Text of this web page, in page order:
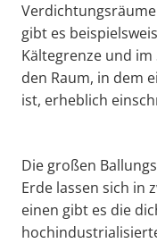
gibt es
Kältegrenze und
den Raum, in dem
ist, erheblich
Die großen
Erde lassen sich in
einen gibt es die